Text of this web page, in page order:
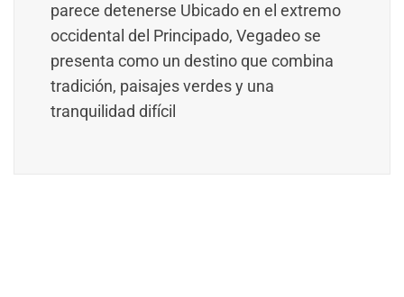
parece detenerse Ubicado en el extremo
occidental del Principado, Vegadeo se
presenta como un destino que combina
tradición, paisajes verdes y una
tranquilidad difícil